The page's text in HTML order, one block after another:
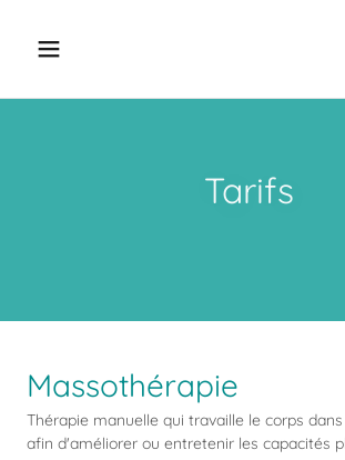
Tarifs
Massothérapie
Thérapie manuelle qui travaille le corps
afin d'améliorer ou entretenir les capacités